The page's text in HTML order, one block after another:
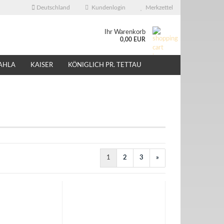
Deutschland Kundenlogin Merkzettel
Ihr Warenkorb
0,00 EUR
KAISER KÖNIGLICH PR. TETTAU
1 2 3 »